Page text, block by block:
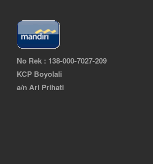
No Rek : 138-000-7027-209
KCP Boyolali
a/n Ari Prihati